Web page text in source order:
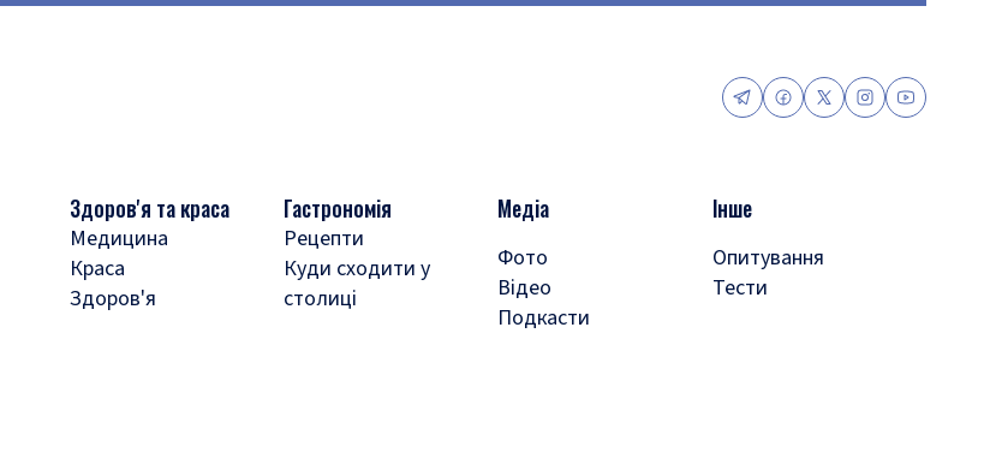
Здоров'я та краса
Медицина
Краса
Здоров'я
Гастрономія
Рецепти
Куди сходити у
столиці
Медіа
Фото
Відео
Подкасти
Інше
Опитування
Тести